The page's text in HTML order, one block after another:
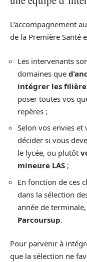
L’accompagnement
de la Première Santé
Les intervenants
domaines que
intégrer les
poser toutes vos
repères ;
Selon vos envies
décider si vous
le lycée, ou plutôt
mineure LAS ;
En fonction de ces
dans la sélection
année de
Parcoursup.
Pour parvenir à
que la sélection ne